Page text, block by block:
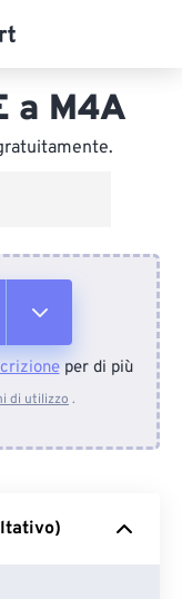
a M4A
per di più
di utilizzo .